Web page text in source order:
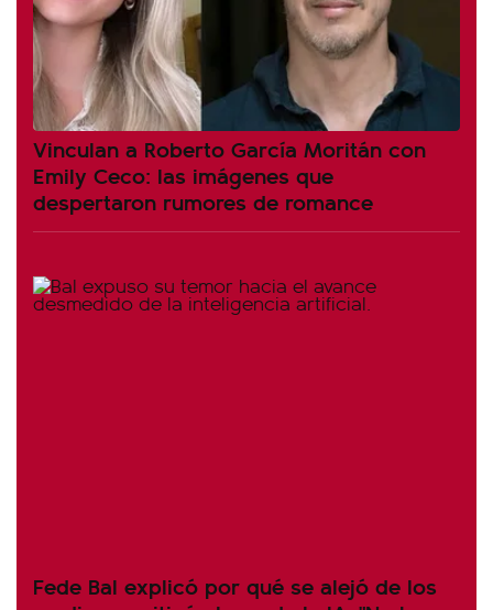
Vinculan a Roberto García Moritán con
Emily Ceco: las imágenes que
despertaron rumores de romance
Fede Bal explicó por qué se alejó de los